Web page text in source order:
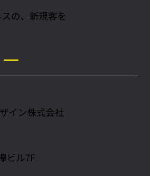
で分かった最短ルート
イン株式会社
ビル7F
の、新規客を